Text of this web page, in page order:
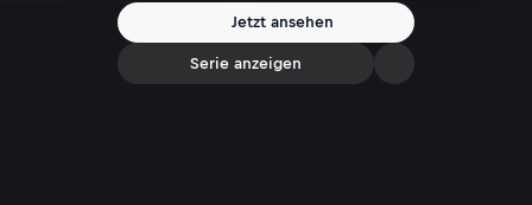
kultureller Vielfalt und Lebensfreude am Ufer der steirischen
Lebensader.
Jetzt ansehen
Serie anzeigen